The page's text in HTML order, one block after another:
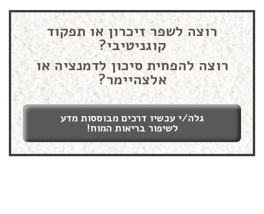
רוצה לשפר זיכרון או תפקוד
קוגניטיבי?
רוצה להפחית סיכון לדמנציה או
אלצהיימר?
גלה/י עכשיו דרכים מבוססות מדע
לשיפור בריאות המוח!